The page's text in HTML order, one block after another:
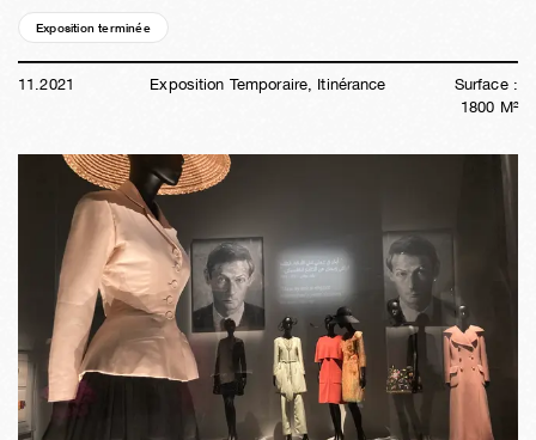
Exposition terminée
11 .2021 Exposition Temporaire, Itinérance
Surface :
1800 M²